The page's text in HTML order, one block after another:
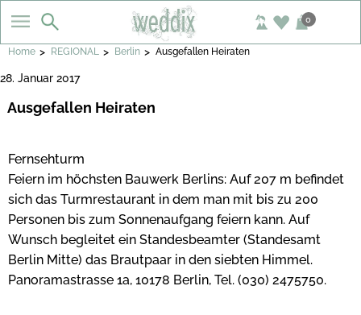
0
Home > REGIONAL > Berlin > Ausgefallen Heiraten
28. Januar 2017
Ausgefallen Heiraten
Fernsehturm
Feiern im höchsten Bauwerk Berlins: Auf 207 m befindet
sich das Turmrestaurant in dem man mit bis zu 200
Personen bis zum Sonnenaufgang feiern kann. Auf
Wunsch begleitet ein Standesbeamter (Standesamt
Berlin Mitte) das Brautpaar in den siebten Himmel.
Panoramastrasse 1a, 10178 Berlin, Tel. (030) 2475750.